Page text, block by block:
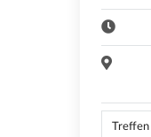
Treffen